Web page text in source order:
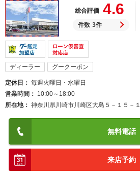
総合評価 4.6
件数 3件
ディーラー グークーポン
定休日
毎週火曜日・水曜日
営業時間
10:00～18:00
所在地
神奈川県川崎市川崎区大島５－１５－１
無料電話
来店予約